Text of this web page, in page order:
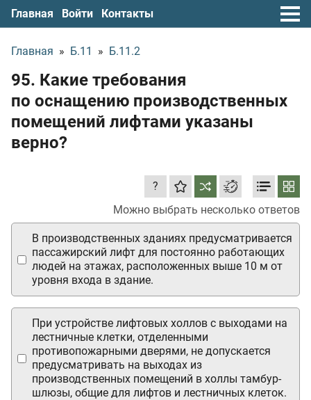
Главная Войти Контакты
Главная » Б.11 » Б.11.2
95. Какие требования
по оснащению производственных
помещений лифтами указаны
верно?
Можно выбрать несколько ответов
?
В производственных зданиях предусматривается
пассажирский лифт для постоянно работающих
людей на этажах, расположенных выше 10 м от
уровня входа в здание.
При устройстве лифтовых холлов с выходами на
лестничные клетки, отделенными
противопожарными дверями, не допускается
предусматривать на выходах из
производственных помещений в холлы тамбур-
шлюзы, общие для лифтов и лестничных клеток.